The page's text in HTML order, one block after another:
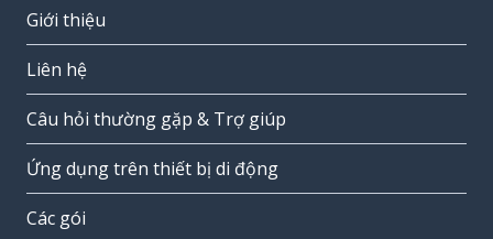
Giới thiệu
Liên hệ
Câu hỏi thường gặp & Trợ giúp
Ứng dụng trên thiết bị di động
Các gói